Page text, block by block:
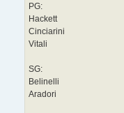
PG:
Hackett
Cinciarini
Vitali
SG:
Belinelli
Aradori